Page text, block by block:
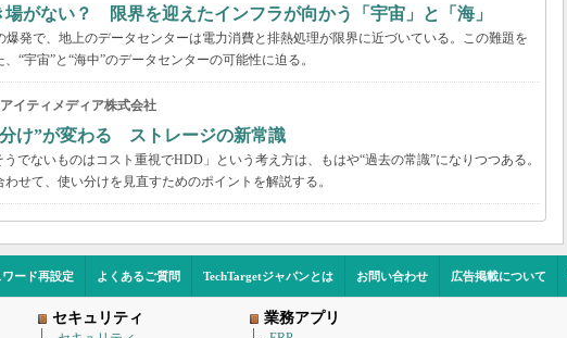
がない？ 限界を迎えたインフラが向かう「宇宙」と「海」
発で、地上のデータセンターは電力消費と排熱処理が限界に近づいている。この難題を
“宇宙”と“海中”のデータセンターの可能性に迫る。
アイティメディア株式会社
け”が変わる ストレージの新常識
うでないものはコスト重視でHDD」という考え方は、もはや“過去の常識”になりつつある。
せて、使い分けを見直すためのポイントを解説する。
ード再設定 よくあるご質問 TechTargetジャパンとは お問い合わせ 広告掲載について
セキュリティ 業務アプリ